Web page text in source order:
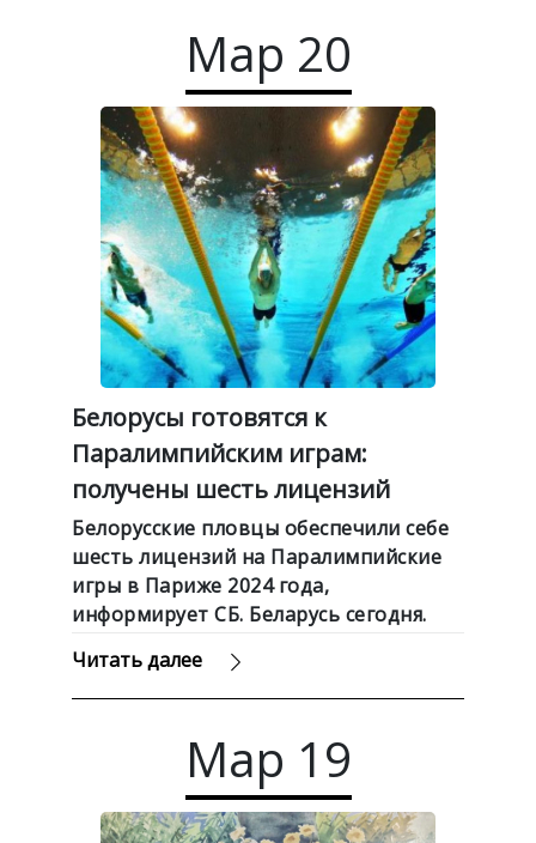
Мар 20
Белорусы готовятся к
Паралимпийским играм:
получены шесть лицензий
Белорусские пловцы обеспечили себе
шесть лицензий на Паралимпийские
игры в Париже 2024 года,
информирует СБ. Беларусь сегодня.
Читать далее
Мар 19